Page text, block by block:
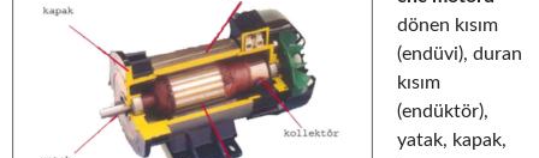
dönen kısım
(endüvi), duran
kısım
(endüktör),
yatak, kapak,